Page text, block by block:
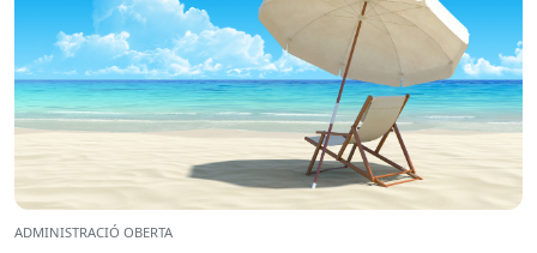
ADMINISTRACIÓ OBERTA